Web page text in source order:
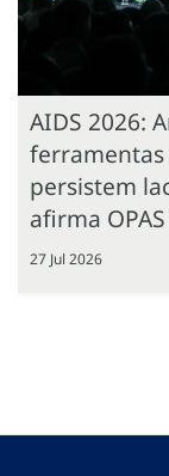
AIDS 2026:
persistem
afirma OPAS
27 Jul 2026